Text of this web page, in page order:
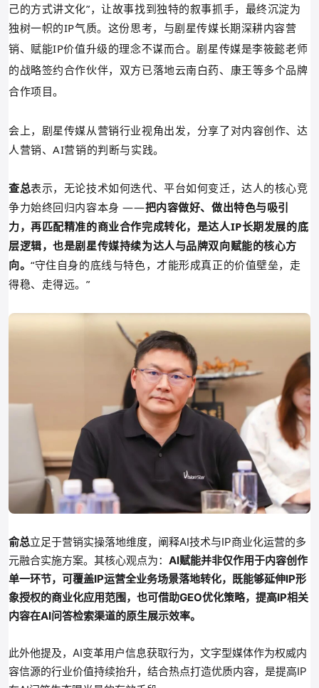
己的方式讲文化”，让故事找到独特的叙事抓手，最终沉淀为
独树一帜的IP气质。这份思考，与剧星传媒长期深耕内容营
销、赋能IP价值升级的理念不谋而合。 剧星传媒是李筱懿老师
的战略签约合作伙伴，双方已落地云南白药、康王等多个品牌
合作项目。
会上，剧星传媒从营销行业视角出发，分享了对内容创作、达
人营销、AI营销的判断与实践。
查总表示，无论技术如何迭代、平台如何变迁，达人的核心竞
争力始终回归内容本身 ——把内容做好、做出特色与吸引
力，再匹配精准的商业合作完成转化，是达人IP长期发展的底
层逻辑，也是剧星传媒持续为达人与品牌双向赋能的核心方
向。“守住自身的底线与特色，才能形成真正的价值壁垒，走
得稳、走得远。”
俞总立足于营销实操落地维度，阐释AI技术与IP商业化运营的多
元融合实施方案。其核心观点为： AI赋能并非仅作用于内容创作
单一环节，可覆盖IP运营全业务场景落地转化，既能够延伸IP形
象授权的商业化应用范围，也可借助GEO优化策略，提高IP相关
内容在AI问答检索渠道的原生展示效率。
此外他提及，AI变革用户信息获取行为，文字型媒体作为权威内
容信源的行业价值持续抬升，结合热点打造优质内容，是提高IP